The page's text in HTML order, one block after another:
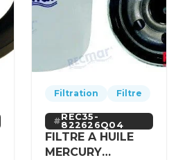
Filtration Filtre
REC35-
822626Q04
FILTRE A HUILE
MERCURY